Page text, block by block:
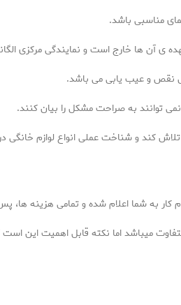
مناسبی باشد.
ی آن ها خارج است و نمایندگی مرکزی
نقص و عیب یابی می باشد.
توانند به صراحت مشکل را بیان کنند.
کند و شناخت عملی انواع لوازم خانگی
به شما اعلام شده و تمامی هزینه ها،
میباشد اما نکته قابل اهمیت این